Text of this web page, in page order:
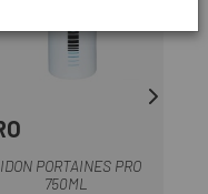
PORTAINES PRO
750ML